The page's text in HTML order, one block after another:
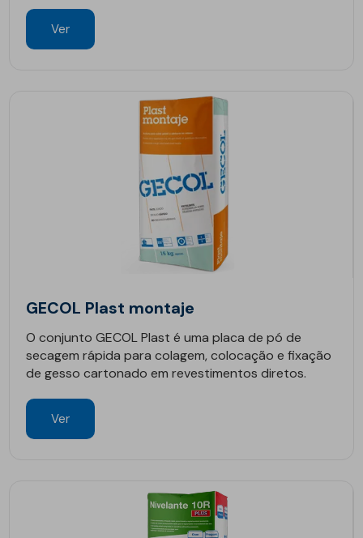
Ver
GECOL Plast montaje
O conjunto GECOL Plast é uma placa de pó de
secagem rápida para colagem, colocação e fixação
de gesso cartonado em revestimentos diretos.
Ver